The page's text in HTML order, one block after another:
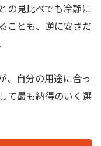
の見比べでも冷静に
ことも、逆に安さだ
、自分の用途に合っ
て最も納得のいく選